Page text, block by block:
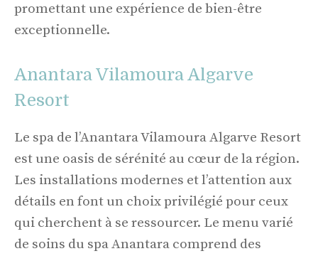
promettant une expérience de bien-être
exceptionnelle.
Anantara Vilamoura Algarve
Resort
Le spa de l’Anantara Vilamoura Algarve Resort
est une oasis de sérénité au cœur de la région.
Les installations modernes et l’attention aux
détails en font un choix privilégié pour ceux
qui cherchent à se ressourcer. Le menu varié
de soins du spa Anantara comprend des